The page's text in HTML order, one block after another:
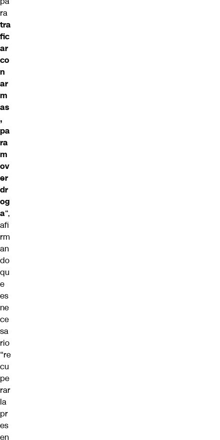
ra
tra
fic
ar
co
n
ar
m
as
,
pa
ra
m
ov
er
dr
og
a“,
afi
rm
an
do
qu
e
es
ne
ce
sa
rio
“re
cu
pe
rar
la
pr
es
en